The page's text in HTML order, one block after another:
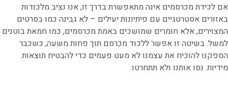
אם לכידת מכרסמים אינה מתאפשרת בדרך זו, אנו נציב מלכודות
באזורים אסטרטגיים עם פיתיונות יעילים – לא גבינה כמו בסרטים
המצוירים, אלא חומרים שמושכים באמת מכרסמים, כמו חמאת בוטנים
למשל. בשיטה זו אפשר ללכוד מכרסם תוך פחות משעה, כשכבר
הספקנו להוכיח את עצמנו לא מעט פעמים כדי להבטיח תוצאות
מידיות. נסו אותנו ולא תתחרטו.